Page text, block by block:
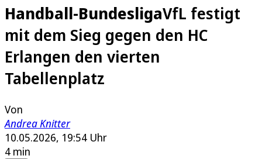
Handball-BundesligaVfL festigt
mit dem Sieg gegen den HC
Erlangen den vierten
Tabellenplatz
Von
Andrea Knitter
10.05.2026, 19:54 Uhr
4 min